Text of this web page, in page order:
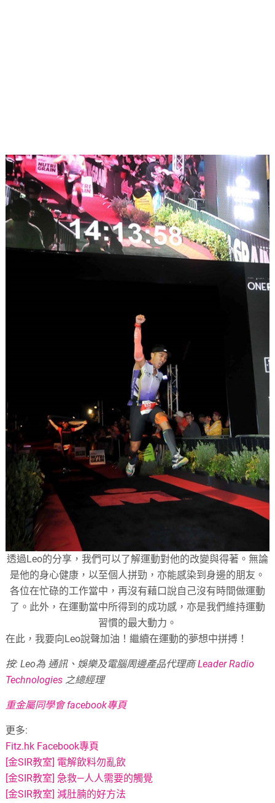
透過Leo的分享，我們可以了解運動對他的改變與得著。無論
是他的身心健康，以至個人拼勁，亦能感染到身邊的朋友。
各位在忙碌的工作當中，再沒有藉口說自己沒有時間做運動
了。此外，在運動當中所得到的成功感，亦是我們維持運動
習慣的最大動力。
在此，我要向Leo說聲加油！繼續在運動的夢想中拼搏！
按: Leo為 通訊、娛樂及電腦周邊產品代理商Leader Radio
Technologies 之總經理
重金屬同學會 facebook專頁
更多:
Fitz.hk Facebook專頁
[金SIR教室] 電解飲料勿亂飲
[金SIR教室] 急救—人人需要的觸覺
[金SIR教室] 減肚腩的好方法